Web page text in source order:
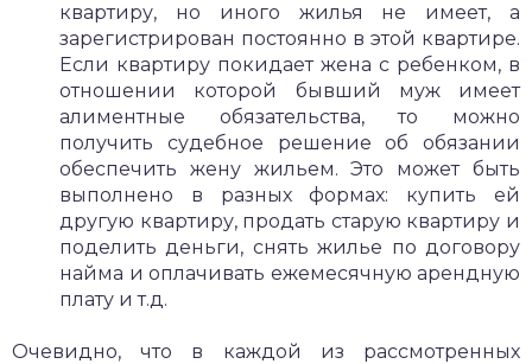
квартиру, но иного жилья не имеет, а
зарегистрирован постоянно в этой квартире.
Если квартиру покидает жена с ребенком, в
отношении которой бывший муж имеет
алиментные обязательства, то можно
получить судебное решение об обязании
обеспечить жену жильем. Это может быть
выполнено в разных формах: купить ей
другую квартиру, продать старую квартиру и
поделить деньги, снять жилье по договору
найма и оплачивать ежемесячную арендную
плату и т.д.
Очевидно, что в каждой из рассмотренных